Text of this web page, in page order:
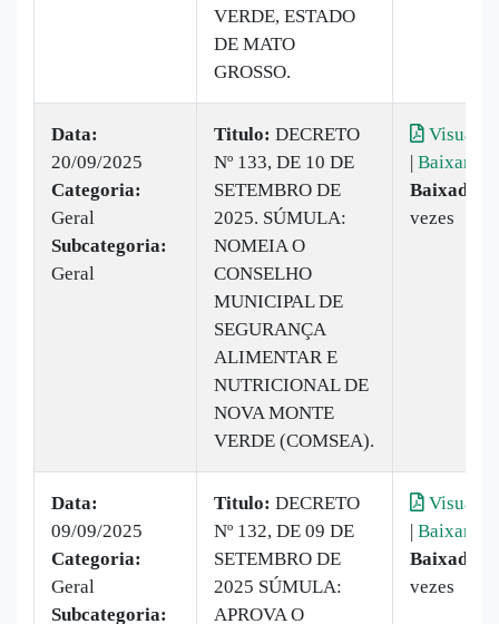
VERDE, ESTADO
DE MATO
GROSSO.
Data:
20/09/2025
Categoria:
Geral
Subcategoria:
Geral
Titulo: DECRETO
Nº 133, DE 10 DE
SETEMBRO DE
2025. SÚMULA:
NOMEIA O
CONSELHO
MUNICIPAL DE
SEGURANÇA
ALIMENTAR E
NUTRICIONAL DE
NOVA MONTE
VERDE (COMSEA).
| Baixar
Baixado:
vezes
Data:
09/09/2025
Categoria:
Geral
Subcategoria:
Titulo: DECRETO
Nº 132, DE 09 DE
SETEMBRO DE
2025 SÚMULA:
APROVA O
| Baixar
Baixado:
vezes